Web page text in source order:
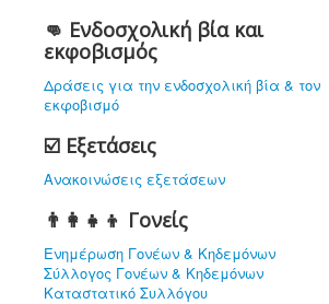
👊 Ενδοσχολική βία και
εκφοβισμός
Δράσεις για την ενδοσχολική βία & τον
εκφοβισμό
☑️ Εξετάσεις
Ανακοινώσεις εξετάσεων
👨‍👩‍👧‍👦 Γονείς
Ενημέρωση Γονέων & Κηδεμόνων
Σύλλογος Γονέων & Κηδεμόνων
Καταστατικό Συλλόγου